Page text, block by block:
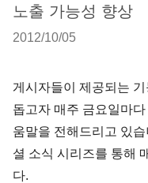
노출 가능성 향상
2012/10/05
게시자들이 제공되는
돕고자 매주 금요일마
움말을 전해드리고 있
셜 소식 시리즈를 통해
다.